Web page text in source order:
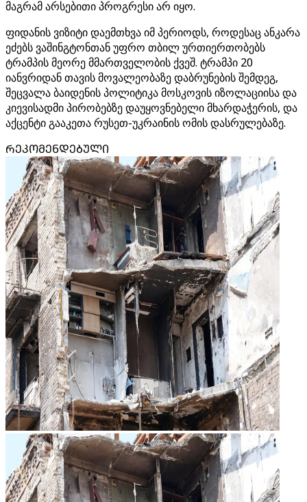
მაგრამ არსებითი პროგრესი არ იყო.
ფიდანის ვიზიტი დაემთხვა იმ პერიოდს, როდესაც ანკარა
ეძებს ვაშინგტონთან უფრო თბილ ურთიერთობებს
ტრამპის მეორე მმართველობის ქვეშ. ტრამპი 20
იანვრიდან თავის მოვალეობაზე დაბრუნების შემდეგ,
შეცვალა ბაიდენის პოლიტიკა მოსკოვის იზოლაციისა და
კიევისადმი პირობებზე დაუყოვნებელი მხარდაჭერის, და
აქცენტი გააკეთა რუსეთ-უკრაინის ომის დასრულებაზე.
ᲠᲔᲙᲝᲛᲔᲜᲓᲔᲑᲣᲚᲘ